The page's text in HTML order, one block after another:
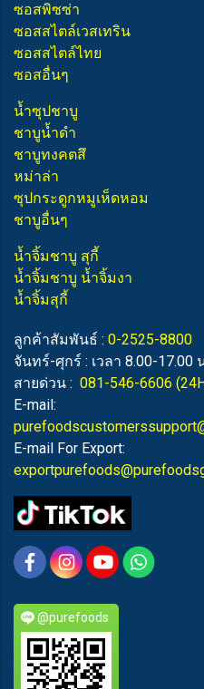
ซอสพิซซ่า
ซอสสไตล์เวสเทริน
ซอสสไตล์ไทย
ซอสอื่นๆ
น้ำซุปชาบู
ชาบูน้ำดำ
ชาบูทงคตสึ
หม่าล่า
ซุปกระดูกหมูเห็ดหอม
ชาบูอื่นๆ
น้ำจิ้มชาบู สุกี้
น้ำจิ้มชาบู น้ำจิ้มงา
น้ำจิ้มสุกี้
ลูกค้าสัมพันธ์ : 0-2525-8800
จันทร์-ศุกร์ : เวลา 8.00-17.00
สายด่วน : 081-546-6606
E-mail:
E-mail For Export:
@purefoods